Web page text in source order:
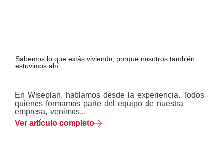
Sabemos lo que estás viviendo, porque nosotros también
estuvimos ahí.
En Wiseplan, hablamos desde la experiencia. Todos
quienes formamos parte del equipo de nuestra
empresa, venimos...
Ver artículo completo